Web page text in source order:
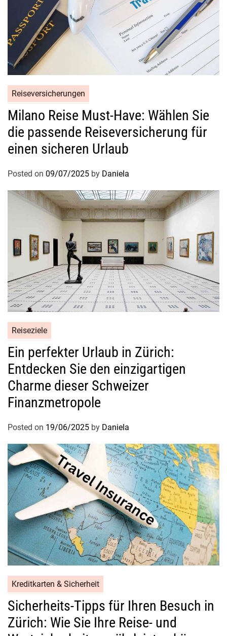
Reiseversicherungen
Milano Reise Must-Have: Wählen Sie
die passende Reiseversicherung für
einen sicheren Urlaub
Posted on 09/07/2025 by Daniela
Reiseziele
Ein perfekter Urlaub in Zürich:
Entdecken Sie den einzigartigen
Charme dieser Schweizer
Finanzmetropole
Posted on 19/06/2025 by Daniela
Kreditkarten & Sicherheit
Sicherheits-Tipps für Ihren Besuch in
Zürich: Wie Sie Ihre Reise- und